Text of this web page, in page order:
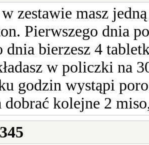
zestawie masz
Pierwszego dnia
dnia bierzesz 4
w policzki na
godzin wystąpi
dobrać kolejne 2